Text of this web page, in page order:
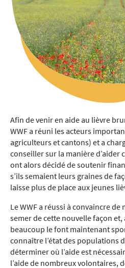
Afin de venir en aide au lièvre
WWF a réuni les acteurs
agriculteurs et cantons) et a
conseiller sur la manière d’aider
ont alors décidé de soutenir
s’ils semaient leurs graines de
laisse plus de place aux jeunes
Le WWF a réussi à convaincre
semer de cette nouvelle façon
beaucoup le font maintenant
connaître l’état des populations
déterminer où l’aide est
l’aide de nombreux volontaires,